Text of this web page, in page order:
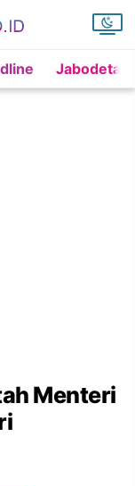
Menteri